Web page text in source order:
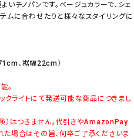
チノパンです。ベージュカラーで、シェ
ムに合わせたりと様々なスタイリングに
、裾幅22cm）
。
クライトにて発送可能な商品につきまし
）はつきません。代引きやAmazonPay
場合はその旨、何卒ご了承くださいま